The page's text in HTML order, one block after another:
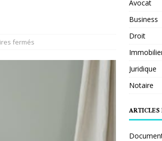
fermés
Avocat
Business
Droit
Juridique
Notaire
ARTICLES